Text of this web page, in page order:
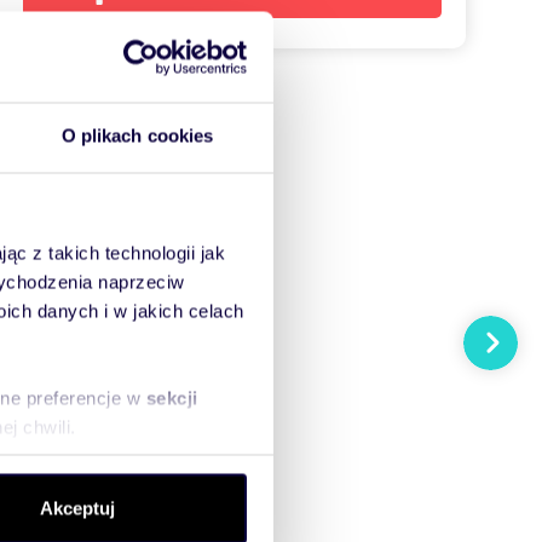
O plikach cookies
z takich technologii jak
naprzeciw
danych i w jakich celach
preferencje w sekcji
chwili.
społecznościowym,
Akceptuj